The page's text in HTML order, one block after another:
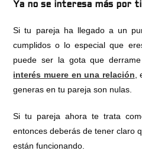
Ya no se interesa más por ti
Si tu pareja ha llegado a un
cumplidos o lo especial que
puede ser la gota que
interés muere en una relación
generas en tu pareja son nulas.
Si tu pareja ahora te trata
entonces deberás de tener claro
están funcionando.